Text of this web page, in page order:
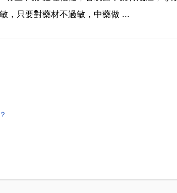
，只要對藥材不過敏，中藥做 ...